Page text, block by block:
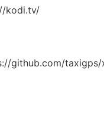
kodi.tv/
github.com/